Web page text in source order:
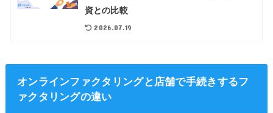
資との比較
2026.07.19
オンラインファクタリングと店舗で手続きするフ
ァクタリングの違い